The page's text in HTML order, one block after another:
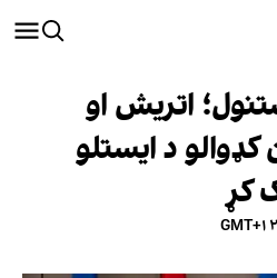
اتریش او
د ایستلو
کړ